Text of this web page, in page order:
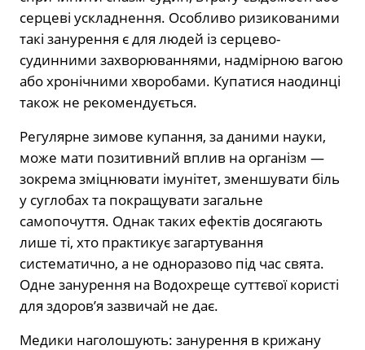
серцеві ускладнення. Особливо ризикованими
такі занурення є для людей із серцево-
судинними захворюваннями, надмірною вагою
або хронічними хворобами. Купатися наодинці
також не рекомендується.
Регулярне зимове купання, за даними науки,
може мати позитивний вплив на організм —
зокрема зміцнювати імунітет, зменшувати біль
у суглобах та покращувати загальне
самопочуття. Однак таких ефектів досягають
лише ті, хто практикує загартування
систематично, а не одноразово під час свята.
Одне занурення на Водохреще суттєвої користі
для здоров’я зазвичай не дає.
Медики наголошують: занурення в крижану